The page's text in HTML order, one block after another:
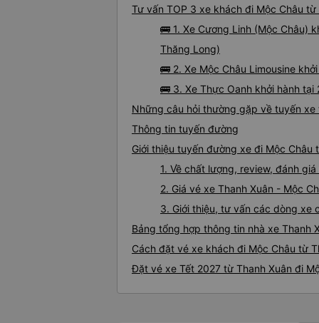
Tư vấn TOP 3 xe khách đi Mộc Châu
🚌 1. Xe Cương Linh (Mộc Châu)
Thăng Long)
🚌 2. Xe Mộc Châu Limousine
🚌 3. Xe Thực Oanh khởi hành
Những câu hỏi thường gặp về tuyến xe
Thông tin tuyến đường
Giới thiệu tuyến đường xe đi Mộc Châu
1. Về chất lượng, review, đánh
2. Giá vé xe Thanh Xuân - Mộc
3. Giới thiệu, tư vấn các dòng xe
Bảng tổng hợp thông tin nhà xe Thanh
Cách đặt vé xe khách đi Mộc Châu từ
Đặt vé xe Tết 2027 từ Thanh Xuân đi